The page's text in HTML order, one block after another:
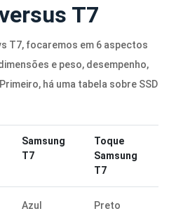
T7
T7, focaremos em 6 aspectos
e peso, desempenho,
há uma tabela sobre SSD
Samsung
T7
Toque
Samsung
T7
Azul Preto